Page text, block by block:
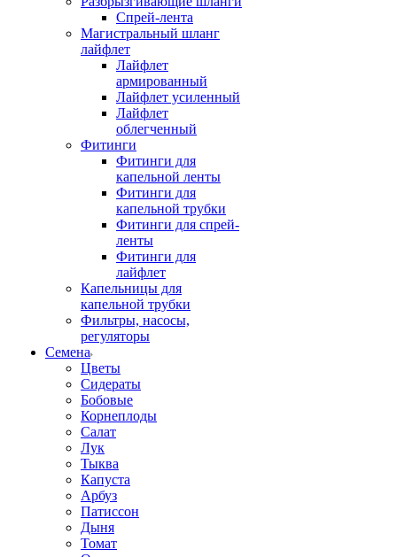
Спрей-лента
Магистральный шланг
лайфлет
Лайфлет
армированный
Лайфлет усиленный
Лайфлет
облегченный
Фитинги
Фитинги для
капельной ленты
Фитинги для
капельной трубки
Фитинги для спрей-
ленты
Фитинги для
лайфлет
Капельницы для
капельной трубки
Фильтры, насосы,
регуляторы
Семена
Цветы
Сидераты
Бобовые
Корнеплоды
Салат
Лук
Тыква
Капуста
Арбуз
Патиссон
Дыня
Томат